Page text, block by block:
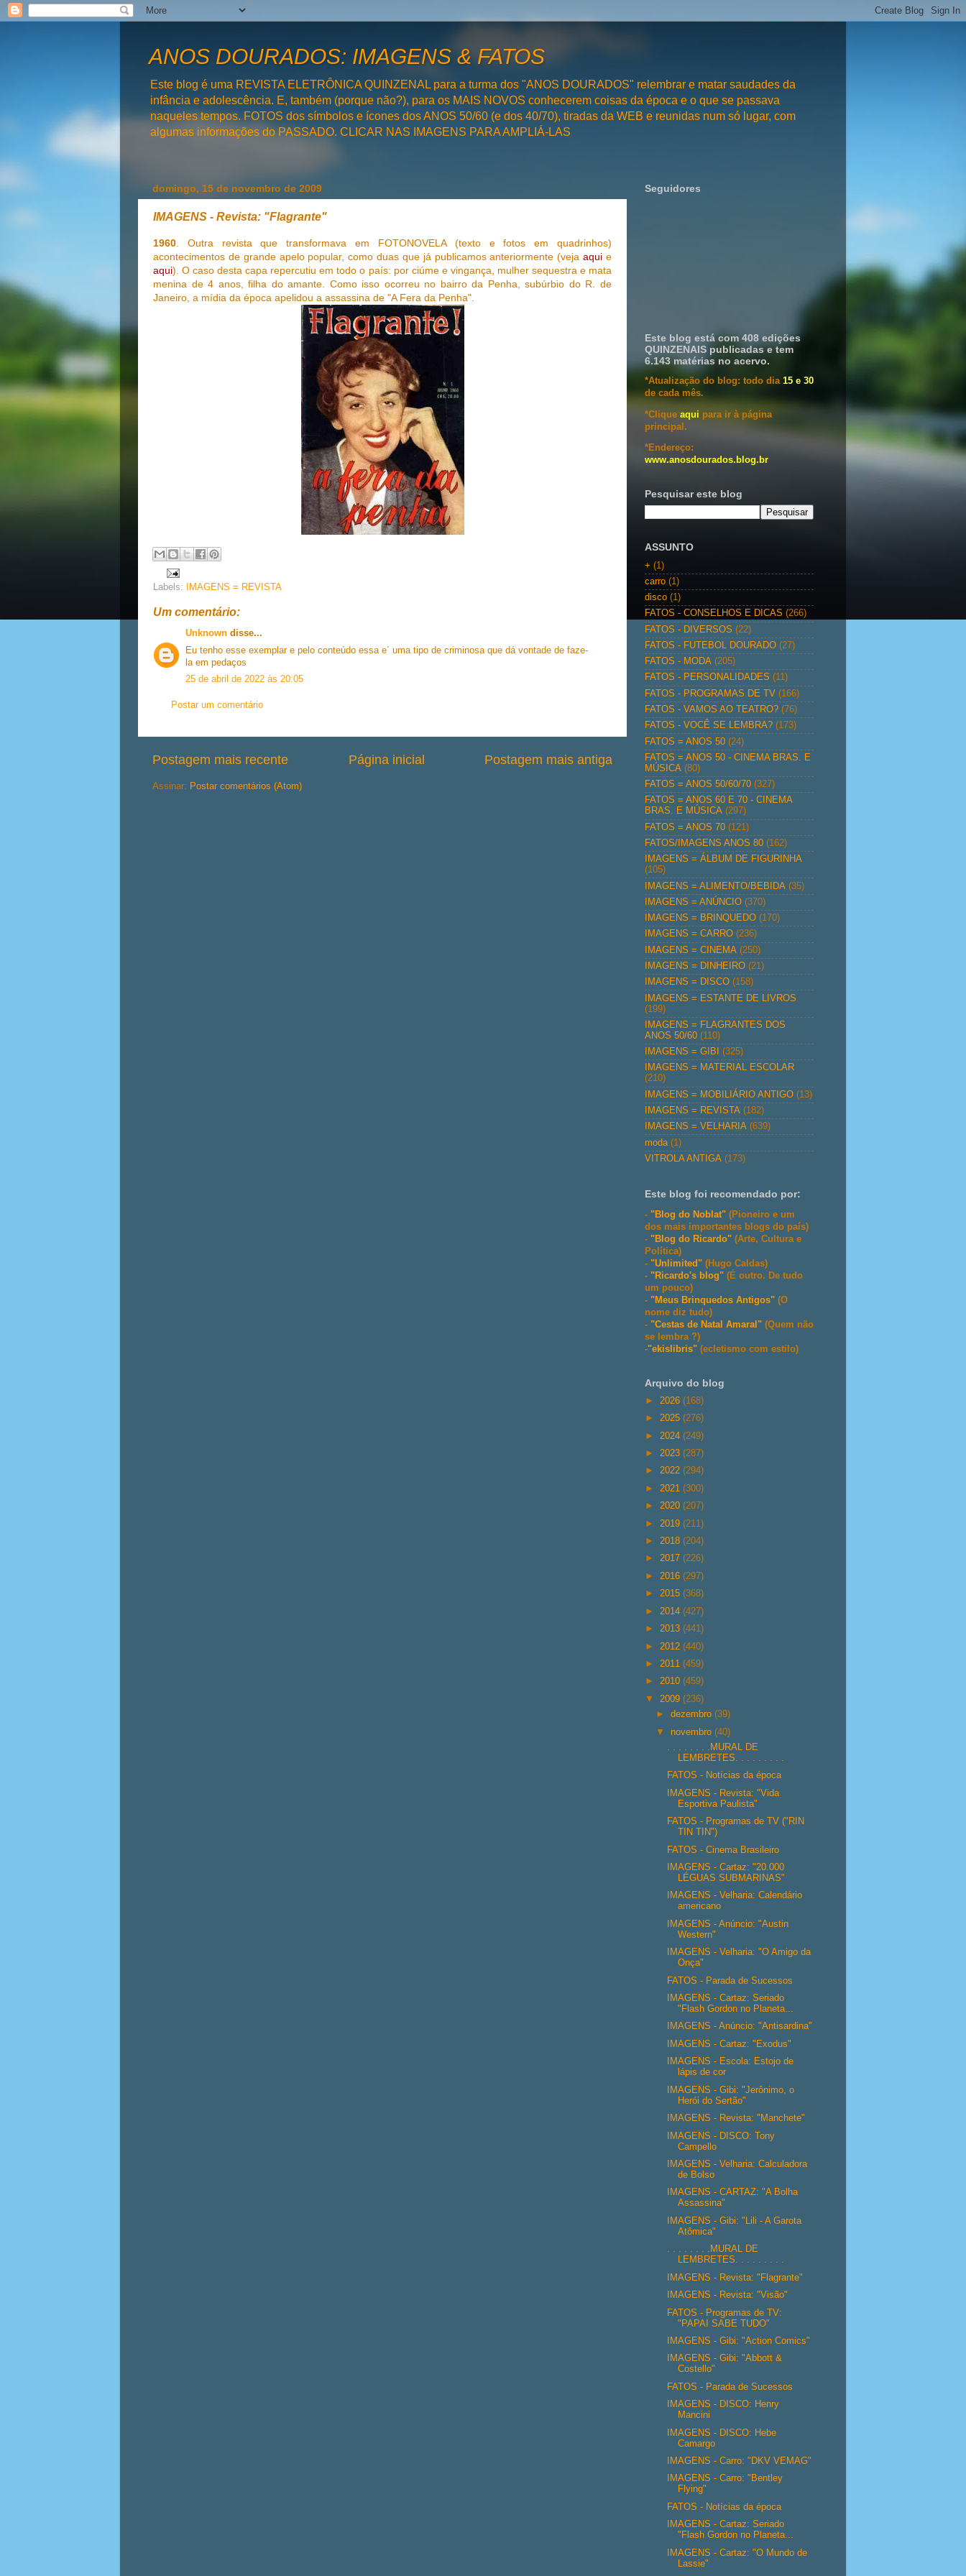
ANOS DOURADOS: IMAGENS & FATOS
Este blog é uma REVISTA ELETRÔNICA QUINZENAL para a turma dos "ANOS DOURADOS" relembrar e matar saudades da
infância e adolescência. E, também (porque não?), para os MAIS NOVOS conhecerem coisas da época e o que se passava
naqueles tempos. FOTOS dos símbolos e ícones dos ANOS 50/60 (e dos 40/70), tiradas da WEB e reunidas num só lugar, com
algumas informações do PASSADO. CLICAR NAS IMAGENS PARA AMPLIÁ-LAS
domingo, 15 de novembro de 2009
IMAGENS - Revista: "Flagrante"
1960. Outra revista que transformava em FOTONOVELA (texto e fotos em quadrinhos)
acontecimentos de grande apelo popular, como duas que já publicamos anteriormente (vejaaqui e
aqui). O caso desta capa repercutiu em todo o país: por ciúme e vingança, mulher sequestra e mata
menina de 4 anos, filha do amante. Como isso ocorreu no bairro da Penha, subúrbio do R. de
Janeiro, a mídia da época apelidou a assassina de "A Fera da Penha".
Labels: IMAGENS = REVISTA
Um comentário:
Unknown disse...
Eu tenho esse exemplar e pelo conteúdo essa e´ uma tipo de criminosa que dá vontade de faze-
la em pedaços
25 de abril de 2022 às 20:05
Postar um comentário
Postagem mais recente Postagem mais antiga
Página inicial
Assinar: Postar comentários (Atom)
Seguidores
Este blog está com 408 edições
QUINZENAIS publicadas e tem
6.143 matérias no acervo.
*Atualização do blog: todo dia 15 e 30
de cada mês.
*Clique aqui para ir à página
principal.
*Endereço:
www.anosdourados.blog.br
Pesquisar este blog
ASSUNTO
+ (1)
carro (1)
disco (1)
FATOS - CONSELHOS E DICAS (266)
FATOS - DIVERSOS (22)
FATOS - FUTEBOL DOURADO (27)
FATOS - MODA (205)
FATOS - PERSONALIDADES (11)
FATOS - PROGRAMAS DE TV (166)
FATOS - VAMOS AO TEATRO? (76)
FATOS - VOCÊ SE LEMBRA? (173)
FATOS = ANOS 50 (24)
FATOS = ANOS 50 - CINEMA BRAS. E
MÚSICA (80)
FATOS = ANOS 50/60/70 (327)
FATOS = ANOS 60 E 70 - CINEMA
BRAS. E MÚSICA (297)
FATOS = ANOS 70 (121)
FATOS/IMAGENS ANOS 80 (162)
IMAGENS = ÁLBUM DE FIGURINHA
(105)
IMAGENS = ALIMENTO/BEBIDA (35)
IMAGENS = ANÚNCIO (370)
IMAGENS = BRINQUEDO (170)
IMAGENS = CARRO (236)
IMAGENS = CINEMA (250)
IMAGENS = DINHEIRO (21)
IMAGENS = DISCO (158)
IMAGENS = ESTANTE DE LIVROS
(199)
IMAGENS = FLAGRANTES DOS
ANOS 50/60 (110)
IMAGENS = GIBI
(325)
IMAGENS = MATERIAL ESCOLAR
(210)
IMAGENS = MOBILIÁRIO ANTIGO (13)
IMAGENS = REVISTA (182)
IMAGENS = VELHARIA (639)
moda (1)
VITROLA ANTIGA (173)
Este blog foi recomendado por:
- "Blog do Noblat" (Pioneiro e um
dos mais importantes blogs do país)
- "Blog do Ricardo" (Arte, Cultura e
Política)
- "Unlimited" (Hugo Caldas)
- "Ricardo's blog" (É outro. De tudo
um pouco)
- "Meus Brinquedos Antigos" (O
nome diz tudo)
- "Cestas de Natal Amaral" (Quem não
se lembra ?)
-"ekislibris" (ecletismo com estilo)
Arquivo do blog
► 2026 (168)
► 2025 (276)
► 2024 (249)
► 2023 (287)
► 2022 (294)
► 2021 (300)
► 2020 (207)
► 2019 (211)
► 2018 (204)
► 2017 (226)
► 2016 (297)
► 2015 (368)
► 2014 (427)
► 2013 (441)
► 2012 (440)
► 2011 (459)
► 2010 (459)
▼ 2009 (236)
►dezembro(39)
▼ novembro(40)
. . . . . . . .MURAL DE
LEMBRETES. . . . . . . . .
FATOS - Notícias da época
IMAGENS - Revista: "Vida
Esportiva Paulista"
FATOS - Programas de TV ("RIN
TIN TIN")
FATOS - Cinema Brasileiro
IMAGENS - Cartaz: "20.000
LÉGUAS SUBMARINAS"
IMAGENS - Velharia: Calendário
americano
IMAGENS - Anúncio: "Austin
Western"
IMAGENS - Velharia: "O Amigo da
Onça"
FATOS - Parada de Sucessos
IMAGENS - Cartaz: Seriado
"Flash Gordon no Planeta...
IMAGENS - Anúncio: "Antisardina"
IMAGENS - Cartaz: "Exodus"
IMAGENS - Escola: Estojo de
lápis de cor
IMAGENS - Gibi: "Jerônimo, o
Herói do Sertão"
IMAGENS - Revista: "Manchete"
IMAGENS - DISCO: Tony
Campello
IMAGENS - Velharia: Calculadora
de Bolso
IMAGENS - CARTAZ: "A Bolha
Assassina"
IMAGENS - Gibi: "Lili - A Garota
Atômica"
. . . . . . . .MURAL DE
LEMBRETES. . . . . . . . .
IMAGENS - Revista: "Flagrante"
IMAGENS - Revista: "Visão"
FATOS - Programas de TV:
"PAPAI SABE TUDO"
IMAGENS - Gibi: "Action Comics"
IMAGENS - Gibi: "Abbott &
Costello"
FATOS - Parada de Sucessos
IMAGENS - DISCO: Henry
Mancini
IMAGENS - DISCO: Hebe
Camargo
IMAGENS - Carro: "DKV VEMAG"
IMAGENS - Carro: "Bentley
Flying"
FATOS - Notícias da época
IMAGENS - Cartaz: Seriado
"Flash Gordon no Planeta...
IMAGENS - Cartaz: "O Mundo de
Lassie"